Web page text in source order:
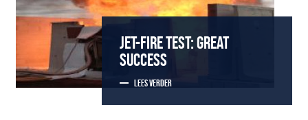
JET-FIRE TEST: GREAT
SUCCESS
LEES VERDER